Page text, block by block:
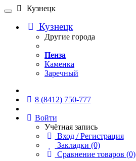
Кузнецк
Кузнецк
Другие города
Пенза
Каменка
Заречный
8 (8412) 750-777
Войти
Учётная запись
Вход / Регистрация
Закладки (0)
Сравнение товаров (0)